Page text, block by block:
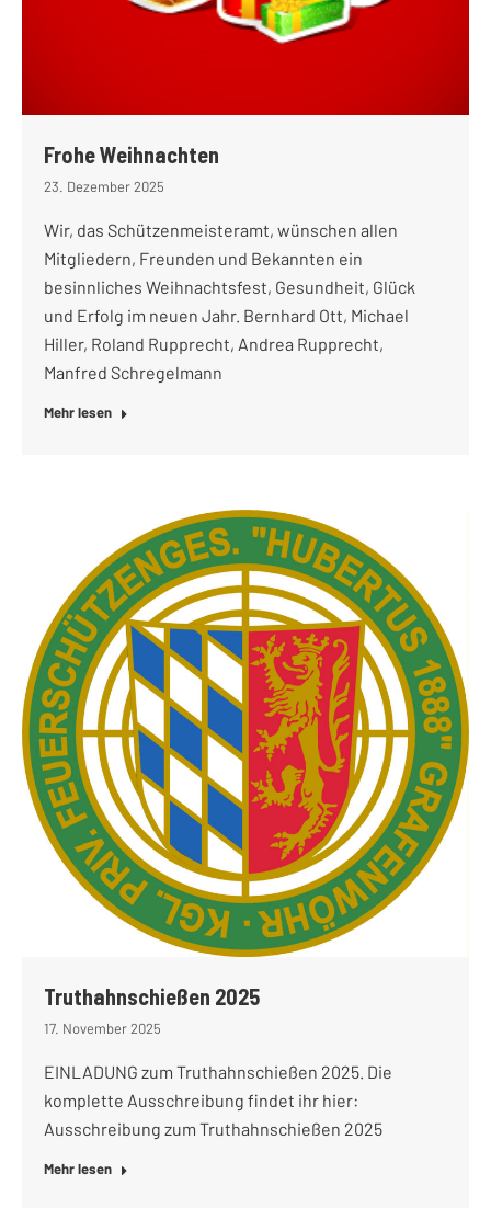
Frohe Weihnachten
23. Dezember 2025
Wir, das Schützenmeisteramt, wünschen allen
Mitgliedern, Freunden und Bekannten ein
besinnliches Weihnachtsfest, Gesundheit, Glück
und Erfolg im neuen Jahr. Bernhard Ott, Michael
Hiller, Roland Rupprecht, Andrea Rupprecht,
Manfred Schregelmann
Mehr lesen
Truthahnschießen 2025
17. November 2025
EINLADUNG zum Truthahnschießen 2025. Die
komplette Ausschreibung findet ihr hier:
Ausschreibung zum Truthahnschießen 2025
Mehr lesen